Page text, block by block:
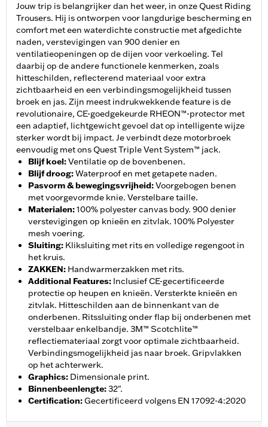
Jouw trip is belangrijker dan het weer, in onze Quest Riding
Trousers. Hij is ontworpen voor langdurige bescherming en
comfort met een waterdichte constructie met afgedichte
naden, verstevigingen van 900 denier en
ventilatieopeningen op de dijen voor verkoeling. Tel
daarbij op de andere functionele kenmerken, zoals
hitteschilden, reflecterend materiaal voor extra
zichtbaarheid en een verbindingsmogelijkheid tussen
broek en jas. Zijn meest indrukwekkende feature is de
revolutionaire, CE-goedgekeurde RHEON™-protector met
een adaptief, lichtgewicht gevoel dat op intelligente wijze
sterker wordt bij impact. Je verbindt deze motorbroek
eenvoudig met ons Quest Triple Vent System™ jack.
Blijf koel:Ventilatie op de bovenbenen.
Blijf droog:Waterproof en met getapete naden.
Pasvorm & bewegingsvrijheid:Voorgebogen benen
met voorgevormde knie. Verstelbare taille.
Materialen:100% polyester canvas body. 900 denier
verstevigingen op knieën en zitvlak. 100% Polyester
mesh voering.
Sluiting: Kliksluiting met rits en volledige regengoot in
het kruis.
ZAKKEN: Handwarmerzakken met rits.
Additional Features: Inclusief CE-gecertificeerde
protectie op heupen en knieën. Versterkte knieën en
zitvlak. Hitteschilden aan de binnenkant van de
onderbenen. Ritssluiting onder flap bij onderbenen met
verstelbaar enkelbandje. 3M™ Scotchlite™
reflectiemateriaal zorgt voor optimale zichtbaarheid.
Verbindingsmogelijkheid jas naar broek. Gripvlakken
op het achterwerk.
Graphics: Dimensionale print.
Binnenbeenlengte:32".
Certification:Gecertificeerd volgens EN 17092-4:2020